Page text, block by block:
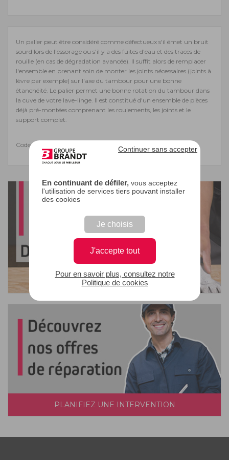
En continuant de défiler, vous acceptez
l'utilisation de services tiers pouvant installer
des cookies
Je choisis
J'accepte tout
Continuer sans accepter
Pour en savoir plus, consultez notre
Politique de cookies
Un palier peut être considéré comme défectueux s'il émet un bruit
sourd lors de l'essorage ou s'il y a des fuites d'eau et des traces de
rouille (en cas de dégradation avancée). Il suffit alors de remplacer
l'ensemble en prenant soin de monter les joints nécessaires (joints à
lèvre par exemple) sur l'axe du tambour pour une bonne
étanchéité. Le palier permet une bonne rotation du tambour dans
la cuve de votre lave-linge. Il est constitué d'un ensemble de pièces
déjà pré-montées comprenant les roulements, les joints et le
support complet.
Code EAN : 3251430732086
PLANIFIEZ UNE INTERVENTION